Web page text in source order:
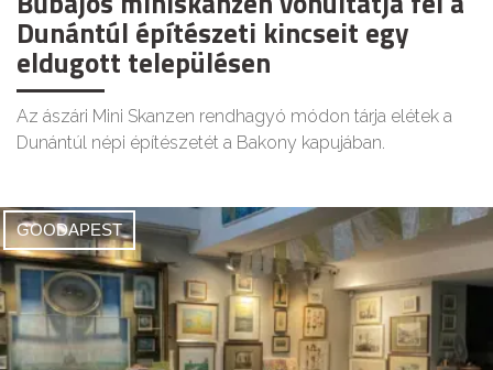
Dunántúl építészeti kincseit egy
eldugott településen
Az ászári Mini Skanzen rendhagyó módon tárja elétek a
Dunántúl népi építészetét a Bakony kapujában.
GOODAPEST